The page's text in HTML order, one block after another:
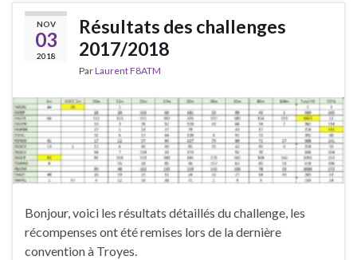
NOV
03
2018
Résultats des challenges
2017/2018
ParLaurent F8ATM
Bonjour, voici les résultats détaillés du challenge, les
récompenses ont été remises lors de la dernière
convention à Troyes.